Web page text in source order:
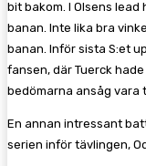
bit bakom. I Olsens
banan. Inte lika bra
banan. Inför sista S:et
fansen, där Tuerck
bedömarna ansåg vara
En annan intressant
serien inför tävlingen,